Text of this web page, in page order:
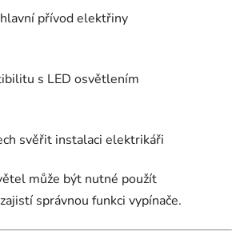
přívod elektřiny
s LED osvětlením
svěřit instalaci elektrikáři
může být nutné použít
správnou funkci vypínače.